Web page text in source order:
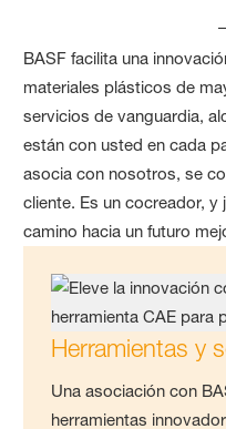
BASF facilita una
materiales plásticos de
servicios de vanguardia,
están con usted en cada
asocia con nosotros, se
cliente. Es un cocreador,
camino hacia un futuro
Herramientas y
Una asociación con
herramientas